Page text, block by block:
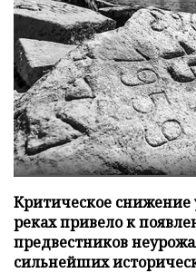
Критическое
реках привело к
предвестников
сильнейших